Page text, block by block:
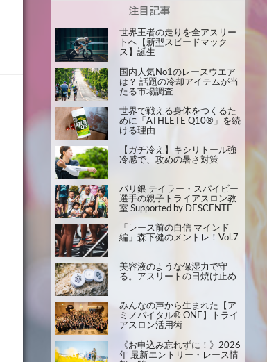
世界王者の走りを全アスリー
トへ【新型スピードマック
ス】誕生
国内人気No1のレースウエア
は？ 話題の冷却アイテムが当
たる市場調査
世界で戦える身体をつくるた
めに「ATHLETE Q10®」を続
ける理由
【ガチ冷え】キシリトール強
冷感で、攻めの暑さ対策
パリ銀 テイラー・スパイビー
選手の親子トライアスロン教
室 Supported by DESCENTE
「レース前の自信 マインド
編」森下健のメントレ！Vol.7
美容液のような保湿力で守
る。アスリートの日焼け止め
みんなの声から生まれた【ア
ミノバイタル® ONE】トライ
アスロン活用術
《お申込み忘れずに！》2026
年 最新エントリー・レース情